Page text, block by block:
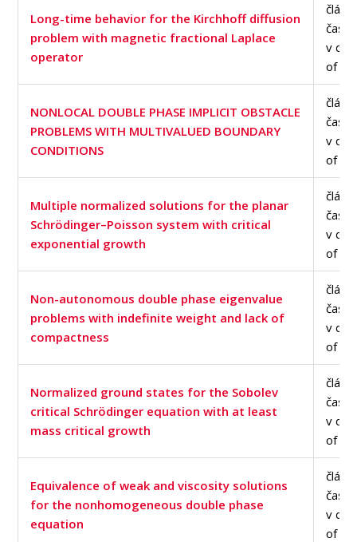
Long-time behavior for the Kirchhoff diffusion
problem with magnetic fractional Laplace
operator
v
of
NONLOCAL DOUBLE PHASE IMPLICIT OBSTACLE
PROBLEMS WITH MULTIVALUED BOUNDARY
CONDITIONS
v
of
Multiple normalized solutions for the planar
Schrödinger–Poisson system with critical
exponential growth
v
of
Non-autonomous double phase eigenvalue
problems with indefinite weight and lack of
compactness
v
of
Normalized ground states for the Sobolev
critical Schrödinger equation with at least
mass critical growth
v
of
Equivalence of weak and viscosity solutions
for the nonhomogeneous double phase
equation
v
of